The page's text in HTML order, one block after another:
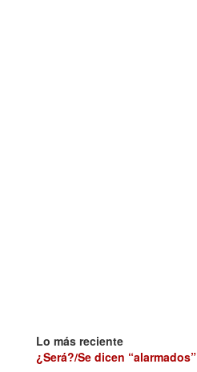
Lo más reciente
¿Será?/Se dicen “alarmados”